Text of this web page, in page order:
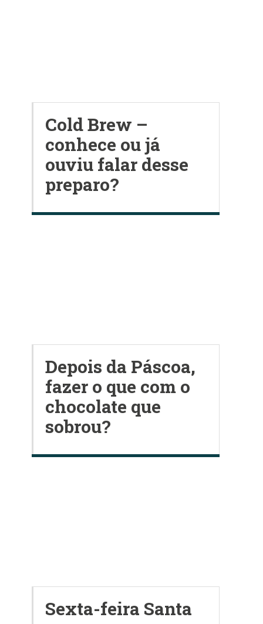
Cold Brew –
conhece ou já
ouviu falar desse
preparo?
Depois da Páscoa,
fazer o que com o
chocolate que
sobrou?
Sexta-feira Santa